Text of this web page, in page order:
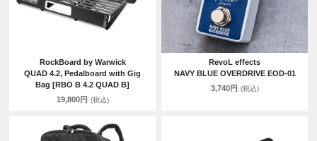
RockBoard by Warwick
QUAD 4.2, Pedalboard with Gig
Bag [RBO B 4.2 QUAD B]
19,800円 (税込)
RevoL effects
NAVY BLUE OVERDRIVE EOD-01
3,740円 (税込)